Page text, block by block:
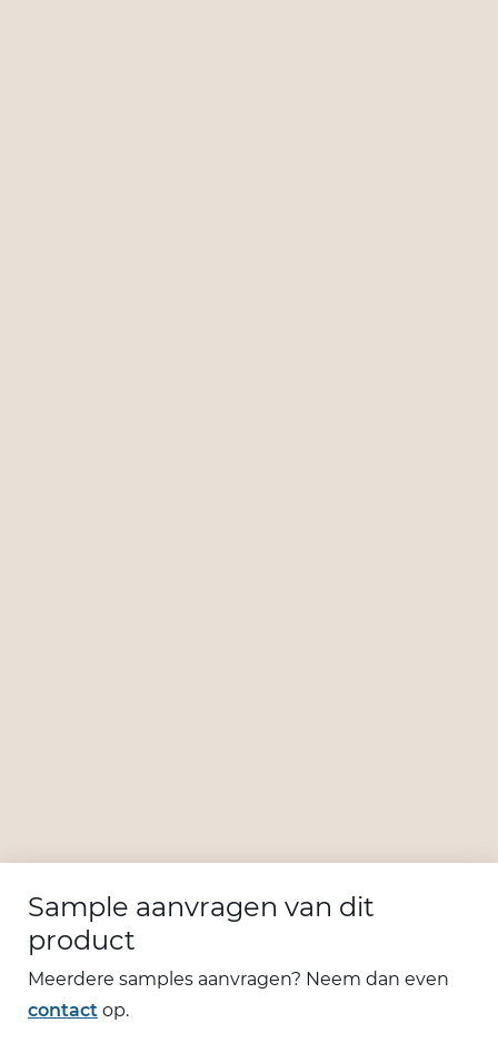
Sample aanvragen van dit
product
Meerdere samples aanvragen? Neem dan even
contact op.